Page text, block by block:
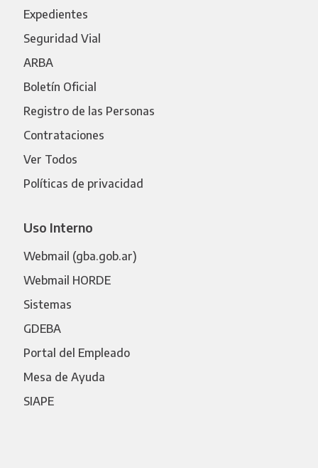
Expedientes
Seguridad Vial
ARBA
Boletín Oficial
Registro de las Personas
Contrataciones
Ver Todos
Políticas de privacidad
Uso Interno
Webmail (gba.gob.ar)
Webmail HORDE
Sistemas
GDEBA
Portal del Empleado
Mesa de Ayuda
SIAPE